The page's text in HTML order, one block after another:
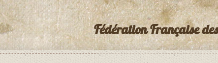
Fédération Française